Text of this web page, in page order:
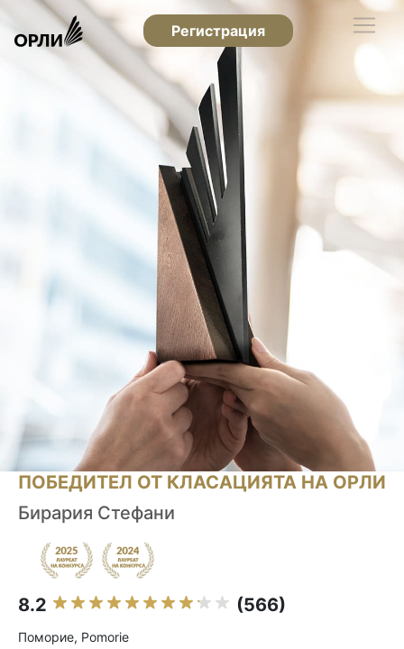
Регистрация
ПОБЕДИТЕЛ ОТ КЛАСАЦИЯТА НА ОРЛИ
Бирария Стефани
8.2 (566)
Поморие, Pomorie